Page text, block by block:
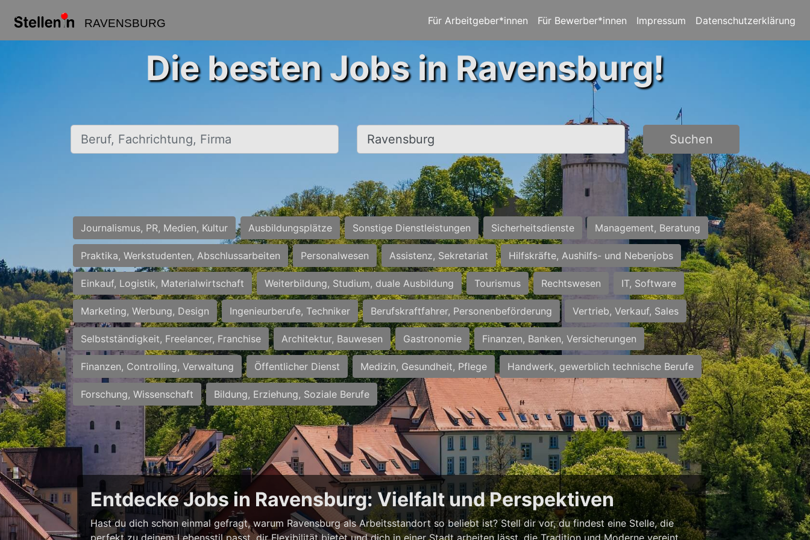
RAVENSBURG Für Arbeitgeber*innen Für Bewerber*innen Impressum Datenschutzerklärung
Die besten Jobs in Ravensburg!
Beruf, Fachrichtung, Firma Ort, Stadt Suchen
Journalismus, PR, Medien, Kultur Ausbildungsplätze Sonstige Dienstleistungen Sicherheitsdienste Management, Beratung
Praktika, Werkstudenten, Abschlussarbeiten Personalwesen Assistenz, Sekretariat Hilfskräfte, Aushilfs- und Nebenjobs
Einkauf, Logistik, Materialwirtschaft Weiterbildung, Studium, duale Ausbildung Tourismus Rechtswesen IT, Software
Marketing, Werbung, Design Ingenieurberufe, Techniker Berufskraftfahrer, Personenbeförderung Vertrieb, Verkauf, Sales
Selbstständigkeit, Freelancer, Franchise Architektur, Bauwesen Gastronomie Finanzen, Banken, Versicherungen
Finanzen, Controlling, Verwaltung Öffentlicher Dienst Medizin, Gesundheit, Pflege Handwerk, gewerblich technische Berufe
Forschung, Wissenschaft Bildung, Erziehung, Soziale Berufe
Entdecke Jobs in Ravensburg: Vielfalt und Perspektiven
Hast du dich schon einmal gefragt, warum Ravensburg als Arbeitsstandort so beliebt ist? Stell dir vor, du findest eine Stelle, die